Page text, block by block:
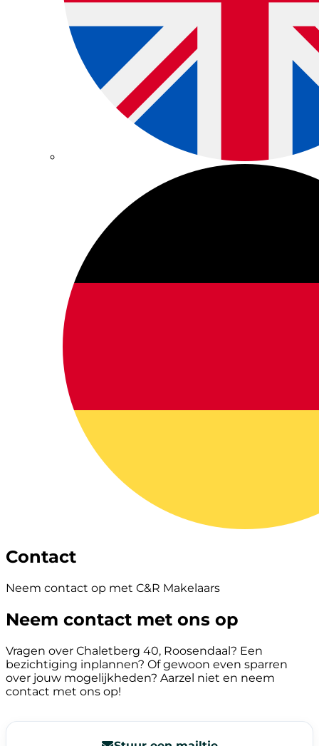
Contact
Neem contact op met C&R Makelaars
Neem contact met ons op
Vragen over Chaletberg 40, Roosendaal? Een
bezichtiging inplannen? Of gewoon even sparren
over jouw mogelijkheden? Aarzel niet en neem
contact met ons op!